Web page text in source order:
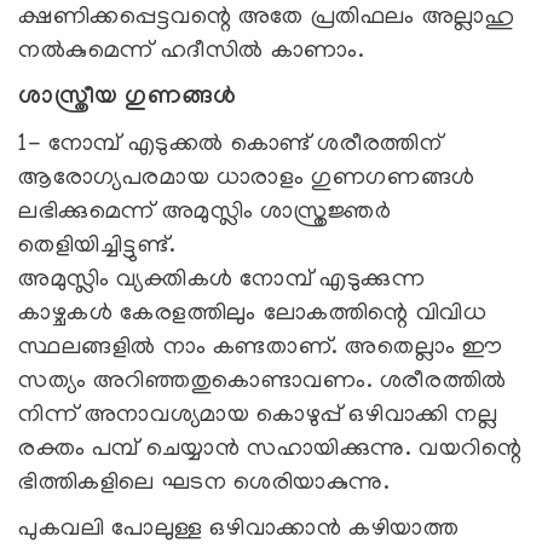
ക്ഷണിക്കപ്പെട്ടവന്റെ അതേ പ്രതിഫലം അല്ലാഹു
നൽകുമെന്ന് ഹദീസിൽ കാണാം.
ശാസ്ത്രീയ ഗുണങ്ങൾ
1- നോമ്പ് എടുക്കൽ കൊണ്ട് ശരീരത്തിന്
ആരോഗ്യപരമായ ധാരാളം ഗുണഗണങ്ങൾ
ലഭിക്കുമെന്ന് അമുസ്ലിം ശാസ്ത്രജ്ഞർ
തെളിയിച്ചിട്ടുണ്ട്.
അമുസ്ലിം വ്യക്തികൾ നോമ്പ് എടുക്കുന്ന
കാഴ്ചകൾ കേരളത്തിലും ലോകത്തിന്റെ വിവിധ
സ്ഥലങ്ങളിൽ നാം കണ്ടതാണ്. അതെല്ലാം ഈ
സത്യം അറിഞ്ഞതുകൊണ്ടാവണം. ശരീരത്തിൽ
നിന്ന് അനാവശ്യമായ കൊഴുപ്പ് ഒഴിവാക്കി നല്ല
രക്തം പമ്പ് ചെയ്യാൻ സഹായിക്കുന്നു. വയറിന്റെ
ഭിത്തികളിലെ ഘടന ശെരിയാകുന്നു.
പുകവലി പോലുള്ള ഒഴിവാക്കാൻ കഴിയാത്ത